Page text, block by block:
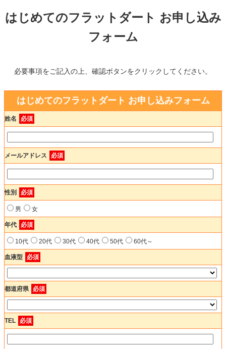
はじめてのフラットダート お申し込み
フォーム
必要事項をご記入の上、確認ボタンをクリックしてください。
はじめてのフラットダート お申し込みフォーム
姓名 必須
メールアドレス 必須
性別 必須
男 女
年代 必須
10代 20代 30代 40代 50代 60代～
血液型 必須
都道府県 必須
TEL 必須